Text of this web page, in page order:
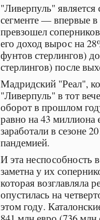
"Ливерпуль"
сегменте — впервые
превзошел
его доход вырос на
фунтов стерлингов)
стерлингов) после
Мадридский "Реал",
"Ливерпуль" в тот
оборот в прошлом
равно на 43
заработали в сезоне
пандемией.
И эта неспособность
заметна у их
которая возглавляла
опустилась на
этом году.